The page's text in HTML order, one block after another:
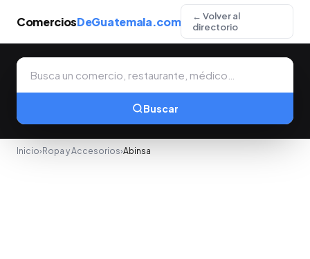
ComerciosDeGuatemala.com
← Volver al
directorio
Buscar
Inicio› Ropa y Accesorios›Abinsa